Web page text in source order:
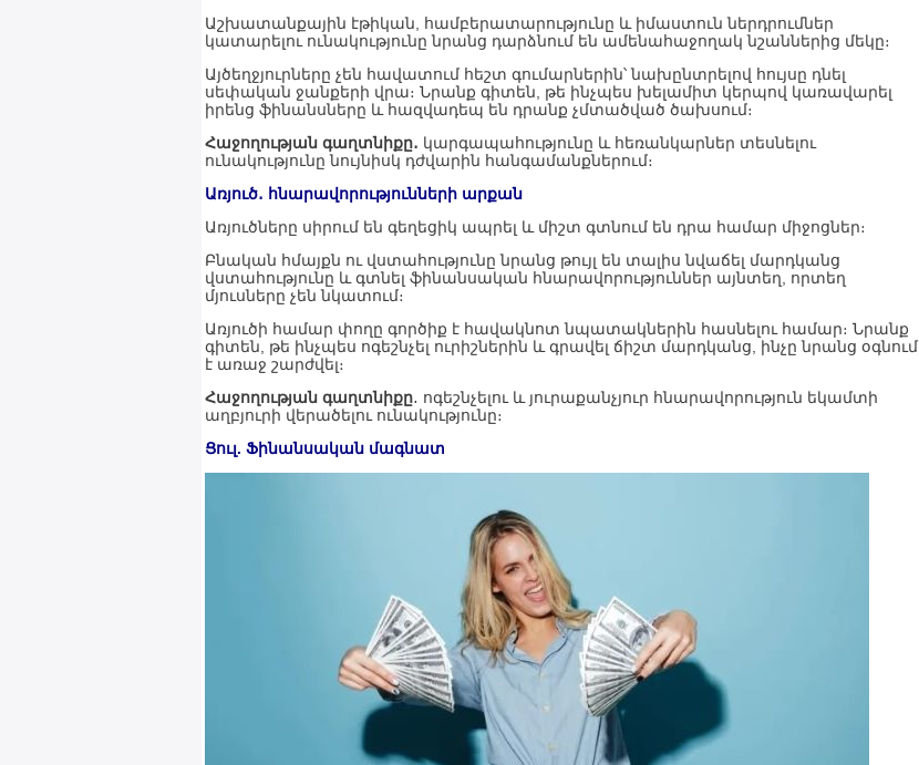
Աշխատանքային էթիկան, համբերատարությունը և իմաստուն ներդրումներ
կատարելու ունակությունը նրանց դարձնում են ամենահաջողակ նշաններից մեկը։
Այծեղջյուրները չեն հավատում հեշտ գումարներին՝ նախընտրելով հույսը դնել
սեփական ջանքերի վրա։ Նրանք գիտեն, թե ինչպես խելամիտ կերպով կառավարել
իրենց ֆինանսները և հազվադեպ են դրանք չմտածված ծախսում։
Հաջողության գաղտնիքը․ կարգապահությունը և հեռանկարներ տեսնելու
ունակությունը նույնիսկ դժվարին հանգամանքներում։
Առյուծ․ հնարավորությունների արքան
Առյուծները սիրում են գեղեցիկ ապրել և միշտ գտնում են դրա համար միջոցներ։
Բնական հմայքն ու վստահությունը նրանց թույլ են տալիս նվաճել մարդկանց
վստահությունը և գտնել ֆինանսական հնարավորություններ այնտեղ, որտեղ
մյուսները չեն նկատում։
Առյուծի համար փողը գործիք է հավակնոտ նպատակներին հասնելու համար։ Նրանք
գիտեն, թե ինչպես ոգեշնչել ուրիշներին և գրավել ճիշտ մարդկանց, ինչը նրանց օգնում
է առաջ շարժվել։
Հաջողության գաղտնիքը․ ոգեշնչելու և յուրաքանչյուր հնարավորություն եկամտի
աղբյուրի վերածելու ունակությունը։
Ցուլ. Ֆինանսական մագնատ